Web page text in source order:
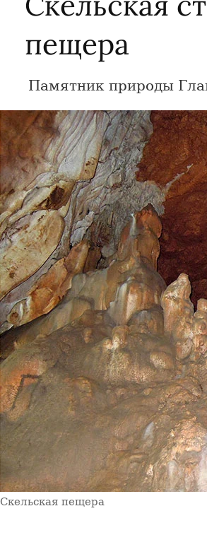
пещера
Памятник природы
Скельская пещера